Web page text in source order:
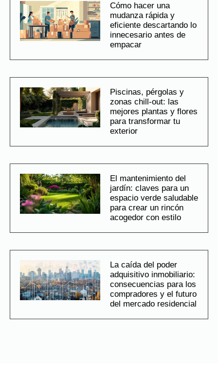
Cómo hacer una
mudanza rápida y
eficiente descartando lo
innecesario antes de
empacar
Piscinas, pérgolas y
zonas chill-out: las
mejores plantas y flores
para transformar tu
exterior
El mantenimiento del
jardín: claves para un
espacio verde saludable
para crear un rincón
acogedor con estilo
La caída del poder
adquisitivo inmobiliario:
consecuencias para los
compradores y el futuro
del mercado residencial